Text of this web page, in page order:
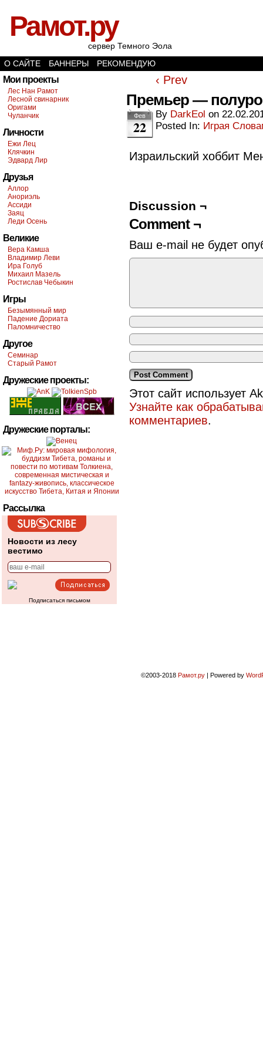
Рамот.ру
сервер Темного Эола
О САЙТЕ
БАННЕРЫ РЕКОМЕНДУЮ
Мои проекты
Лес Нан Рамот
Лесной свинарник
Оригами
Чуланчик
Личности
Ежи Лец
Клячкин
Эдвард Лир
Друзья
Аллор
Анориэль
Ассиди
Заяц
Леди Осень
Великие
Вера Камша
Владимир Леви
Ира Голуб
Михаил Мазель
Ростислав Чебыкин
Игры
Безымянный мир
Падение Дориата
Паломничество
Другое
Семинар
Старый Рамот
Дружеские проекты:
Дружеские порталы:
Рассылка
Новости из лесу
вестимо
Подписаться письмом
‹ Prev
Премьер —
Фев
22
By DarkEol on
Posted In: Играя
Израильский хоббит
Discussion ¬
Comment ¬
Ваш e-mail не будет
Этот сайт использует
Узнайте как
комментариев.
©2003-2018 Рамот.ру | Powered by